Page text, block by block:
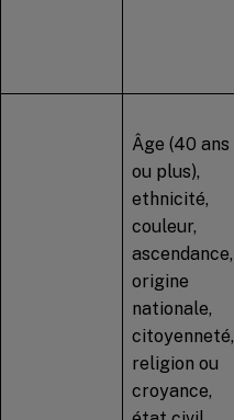
Âge (40 ans
ou plus),
ethnicité,
couleur,
ascendance,
origine
nationale,
citoyenneté,
religion ou
croyance,